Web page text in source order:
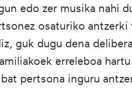
edo zer musika nahi
osaturiko antzerki
guk dugu dena
erreleboa hartu
pertsona inguru